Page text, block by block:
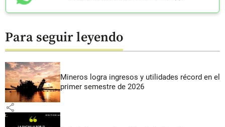
Para seguir leyendo
Mineros logra ingresos y utilidades récord en el
primer semestre de 2026
share